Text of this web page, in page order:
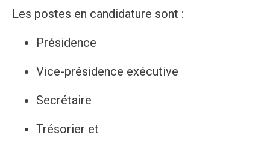
Les postes en candidature sont :
Présidence
Vice-présidence exécutive
Secrétaire
Trésorier et